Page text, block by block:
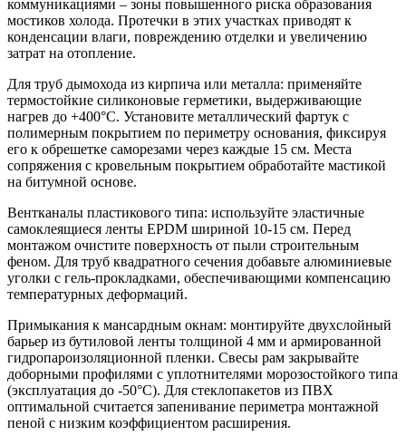
коммуникациями – зоны повышенного риска образования
мостиков холода. Протечки в этих участках приводят к
конденсации влаги, повреждению отделки и увеличению
затрат на отопление.
Для труб дымохода из кирпича или металла: применяйте
термостойкие силиконовые герметики, выдерживающие
нагрев до +400°C. Установите металлический фартук с
полимерным покрытием по периметру основания, фиксируя
его к обрешетке саморезами через каждые 15 см. Места
сопряжения с кровельным покрытием обработайте мастикой
на битумной основе.
Вентканалы пластикового типа: используйте эластичные
самоклеящиеся ленты EPDM шириной 10-15 см. Перед
монтажом очистите поверхность от пыли строительным
феном. Для труб квадратного сечения добавьте алюминиевые
уголки с гель-прокладками, обеспечивающими компенсацию
температурных деформаций.
Примыкания к мансардным окнам: монтируйте двухслойный
барьер из бутиловой ленты толщиной 4 мм и армированной
гидропароизоляционной пленки. Свесы рам закрывайте
доборными профилями с уплотнителями морозостойкого типа
(эксплуатация до -50°C). Для стеклопакетов из ПВХ
оптимальной считается запенивание периметра монтажной
пеной с низким коэффициентом расширения.